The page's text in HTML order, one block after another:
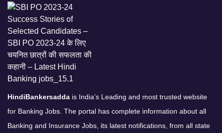
HindiBankersadda is India’s Leading and most trusted website
for Banking Jobs. The portal has complete information about all
Banking and Insurance Jobs, its latest notifications, from all state